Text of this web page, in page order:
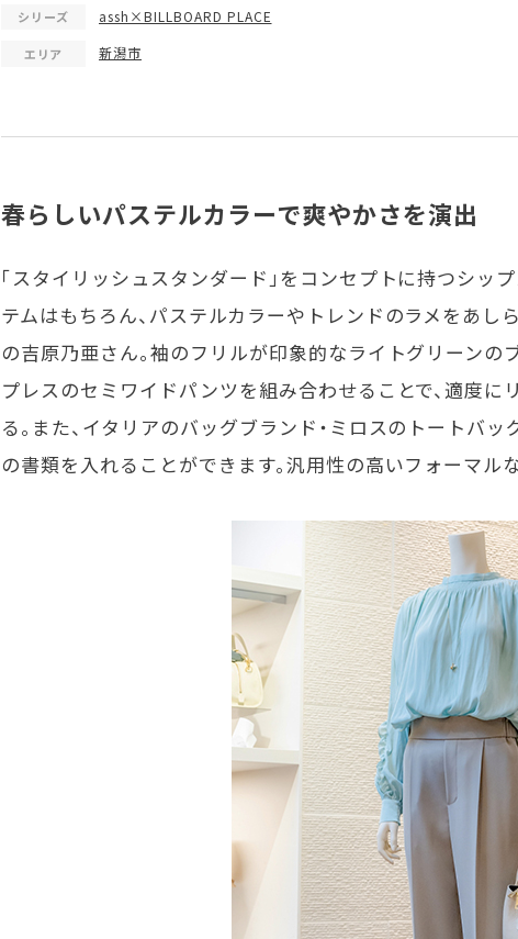
シリーズ assh×BILLBOARD PLACE
エリア 新潟市
春らしいパステルカラーで爽やかさを演出
「スタイリッシュスタンダード」をコンセプトに持つシッ
テムはもちろん、パステルカラーやトレンドのラメをあし
の吉原乃亜さん。袖のフリルが印象的なライトグリーンの
プレスのセミワイドパンツを組み合わせることで、適度
る。また、イタリアのバッグブランド・ミロスのトートバッ
の書類を入れることができます。汎用性の高いフォーマル